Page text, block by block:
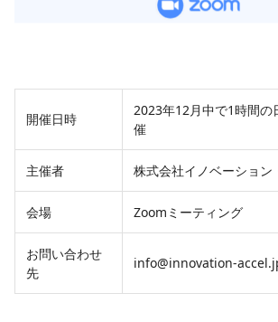
開催日時
2023年12月中で1時間の
催
主催者 株式会社イノベーション
会場 Zoomミーティング
お問い合わせ
先
info@innovation-